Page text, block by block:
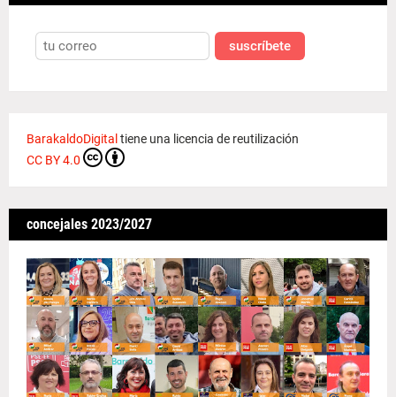
suscríbete
BarakaldoDigital tiene una licencia de reutilización
CC BY 4.0
concejales 2023/2027